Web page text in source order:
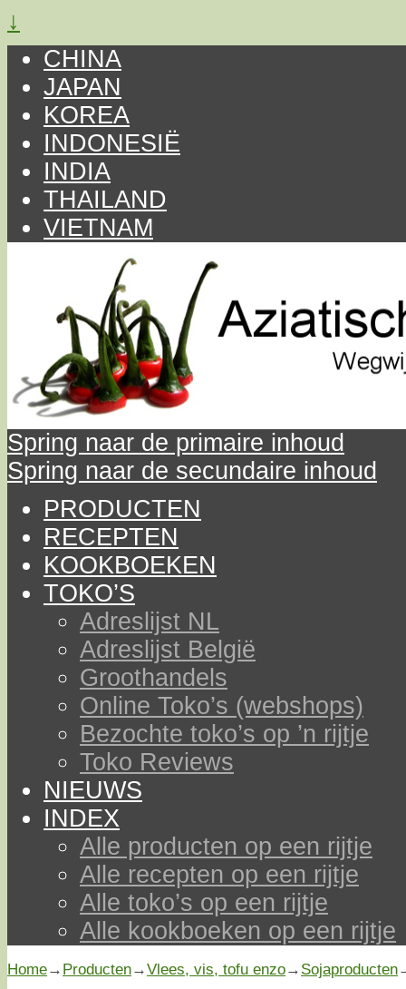
↓
CHINA
JAPAN
KOREA
INDONESIË
INDIA
THAILAND
VIETNAM
Spring naar de primaire inhoud
Spring naar de secundaire inhoud
PRODUCTEN
RECEPTEN
KOOKBOEKEN
TOKO’S
Adreslijst NL
Adreslijst België
Groothandels
Online Toko’s (webshops)
Bezochte toko’s op ’n rijtje
Toko Reviews
NIEUWS
INDEX
Alle producten op een rijtje
Alle recepten op een rijtje
Alle toko’s op een rijtje
Alle kookboeken op een rijtje
Home→ Producten→Vlees, vis, tofu enzo→ Sojaproducten